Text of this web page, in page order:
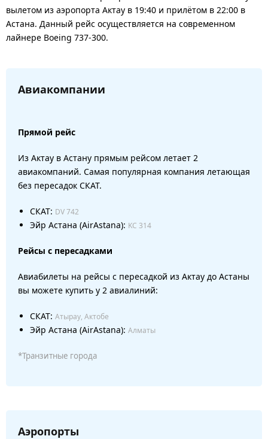
вылетом из аэропорта Актау в 19:40 и прилётом в 22:00 в
Астана. Данный рейс осуществляется на современном
лайнере Boeing 737-300.
Авиакомпании
Прямой рейс
Из Актау в Астану прямым рейсом летает 2
авиакомпаний. Самая популярная компания летающая
без пересадок СКАТ.
СКАТ: DV 742
Эйр Астана (AirAstana): KC 314
Рейсы с пересадками
Авиабилеты на рейсы с пересадкой из Актау до Астаны
вы можете купить у 2 авиалиний:
СКАТ: Атырау, Актобе
Эйр Астана (AirAstana): Алматы
*Транзитные города
Аэропорты